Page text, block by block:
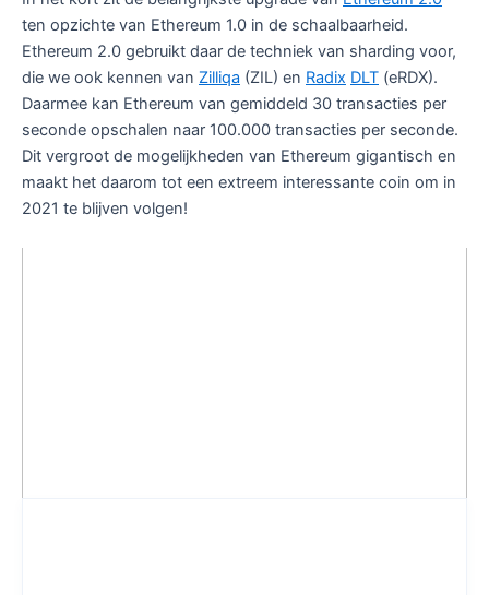
ten opzichte van Ethereum 1.0 in de schaalbaarheid.
Ethereum 2.0 gebruikt daar de techniek van sharding voor,
die we ook kennen van Zilliqa (ZIL) en Radix DLT (eRDX).
Daarmee kan Ethereum van gemiddeld 30 transacties per
seconde opschalen naar 100.000 transacties per seconde.
Dit vergroot de mogelijkheden van Ethereum gigantisch en
maakt het daarom tot een extreem interessante coin om in
2021 te blijven volgen!